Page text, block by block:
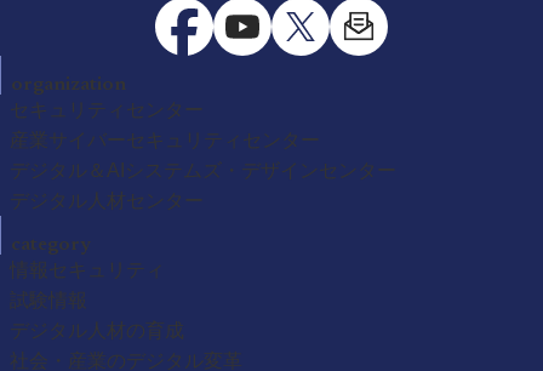
organization
セキュリティセンター
産業サイバーセキュリティセンター
デジタル＆AIシステムズ・デザインセンター
デジタル人材センター
category
情報セキュリティ
試験情報
デジタル人材の育成
社会・産業のデジタル変革